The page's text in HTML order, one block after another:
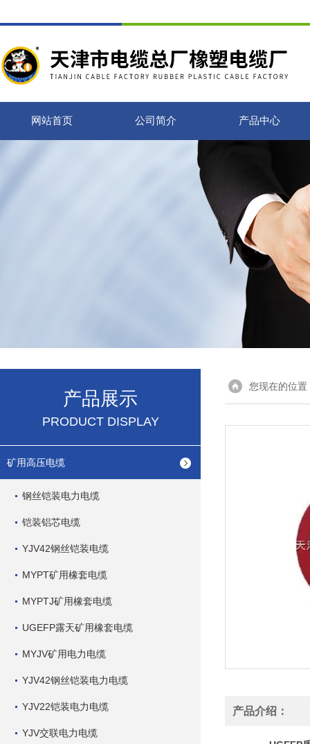
网站首页 公司简介 产品中心
产品展示
PRODUCT DISPLAY
矿用高压电缆
钢丝铠装电力电缆
铠装铝芯电缆
YJV42钢丝铠装电缆
MYPT矿用橡套电缆
MYPTJ矿用橡套电缆
UGEFP露天矿用橡套电缆
MYJV矿用电力电缆
YJV42钢丝铠装电力电缆
YJV22铠装电力电缆
YJV交联电力电缆
您现在的位置
产品介绍：